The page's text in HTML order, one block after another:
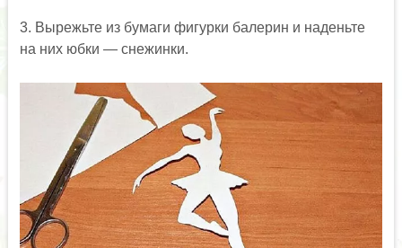
3. Вырежьте из бумаги фигурки балерин и наденьте
на них юбки — снежинки.